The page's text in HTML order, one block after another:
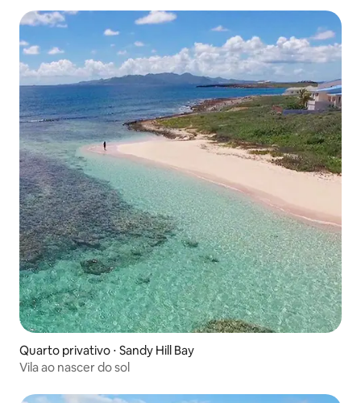
Quarto privativo ⋅ Sandy Hill Bay
Vila ao nascer do sol